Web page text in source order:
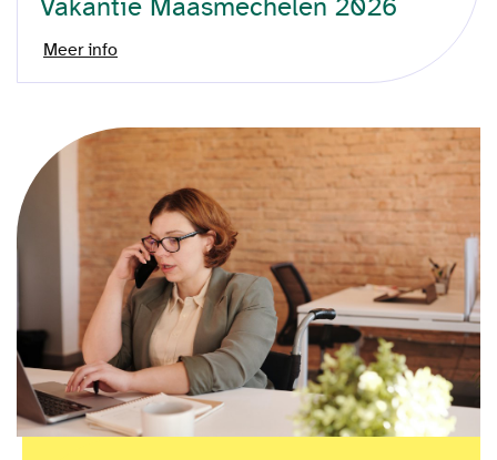
Vakantie Maasmechelen 2026
Meer info